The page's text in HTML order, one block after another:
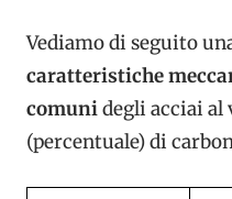
Vediamo di seguito
caratteristiche
comunidegli acciai al
(percentuale) di